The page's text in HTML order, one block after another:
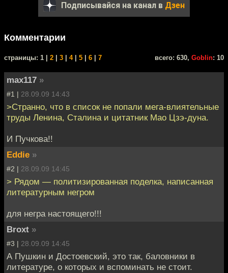
Подписывайся на канал в Дзен
Комментарии
cтраницы: 1 | 2 3 4| 5 6 7 всего: 630, Goblin: 10
max117 »
#1 | 28.09.09 14:43
>Странно, что в список не попали мега-влиятельные
труды Ленина, Сталина и цитатник Мао Цзэ-дуна.
И Пучкова!!
Eddie »
#2 | 28.09.09 14:45
> Рядом — политизированная поделка, написанная
литературным негром
для негра настоящего!!!
Broxt »
#3 | 28.09.09 14:45
А Пушкин и Достоевский, это так, баловники в
литературе, о которых и вспоминать не стоит.